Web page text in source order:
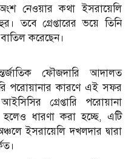
নেওয়ার কথা ইসরায়েলি
তবে গ্রেপ্তারের ভয়ে তিনি
করেছেন।
ফৌজদারি আদালত
পরোয়ানার কারণে এই সফর
গ্রেপ্তারি পরোয়ানা
ধারণা করা হচ্ছে, এটি
ইসরায়েলি দখলদার দ্বারা